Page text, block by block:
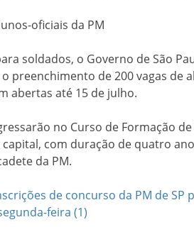
oficiais da PM
soldados, o Governo de São
preenchimento de 200 vagas de
abertas até 15 de julho.
no Curso de Formação
com duração de quatro
da PM.
de concurso da PM de SP
feira (1)